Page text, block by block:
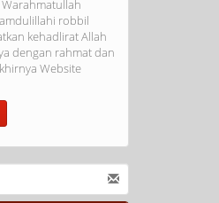
robbil
kehadlirat Allah
dengan rahmat dan
Website